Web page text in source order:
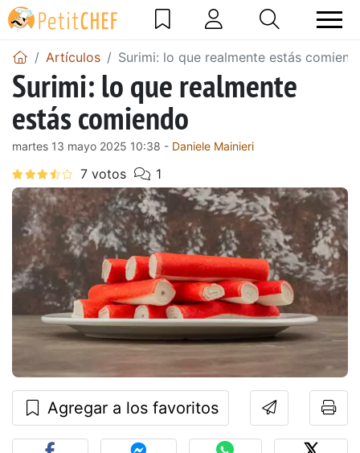
Artículos Surimi: lo que realmente estás
Surimi: lo que realmente
estás comiendo
martes 13 mayo 2025 10:38 - Daniele Mainieri
Agregar a los favoritos